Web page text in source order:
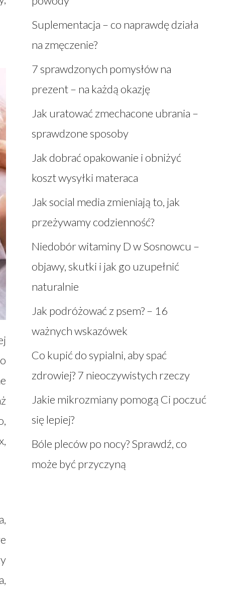
Suplementacja – co naprawdę działa
na zmęczenie?
7 sprawdzonych pomysłów na
prezent – na każdą okazję
Jak uratować zmechacone ubrania –
sprawdzone sposoby
Jak dobrać opakowanie i obniżyć
koszt wysyłki materaca
Jak social media zmieniają to, jak
przeżywamy codzienność?
Niedobór witaminy D w Sosnowcu –
objawy, skutki i jak go uzupełnić
naturalnie
Jak podróżować z psem? – 16
ważnych wskazówek
Co kupić do sypialni, aby spać
zdrowiej? 7 nieoczywistych rzeczy
Jakie mikrozmiany pomogą Ci poczuć
się lepiej?
Bóle pleców po nocy? Sprawdź, co
może być przyczyną